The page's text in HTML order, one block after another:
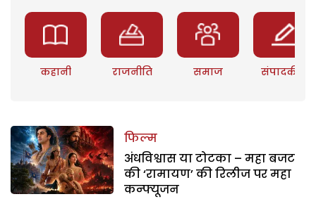
कहानी राजनीति समाज संपादकीय
फिल्म
अंधविश्वास या टोटका – महा बजट
की ‘रामायण’ की रिलीज पर महा
कन्फ्यूजन